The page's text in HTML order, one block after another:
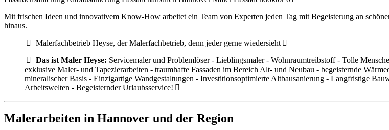
Mit frischen Ideen und innovativem Know-How arbeitet ein Team von Experten jeden Tag mit Begeisterung an
hinaus.
Malerfachbetrieb Heyse, der Malerfachbetrieb, denn jeder gerne wiedersieht
Das ist Maler Heyse: Servicemaler und Problemlöser - Lieblingsmaler - Wohnraumtreibstoff - Tolle
exklusive Maler- und Tapezierarbeiten - traumhafte Fassaden im Bereich Alt- und Neubau - begeisternde
mineralischer Basis - Einzigartige Wandgestaltungen - Investitionsoptimierte Altbausanierung - Langfristige
Arbeitswelten - Begeisternder Urlaubsservice!
Malerarbeiten in Hannover und der Region